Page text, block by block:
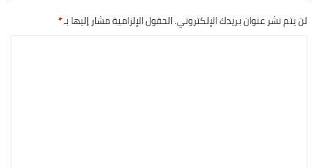
لن يتم نشر عنوان بريدك الإلكتروني.الحقول الإلزامية مشار إليها بـ*